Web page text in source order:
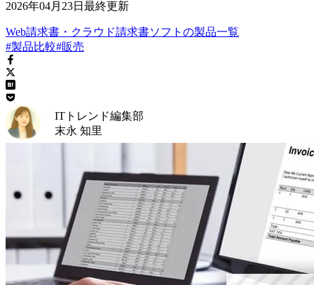
2026年04月23日 最終更新
Web請求書・クラウド請求書ソフト の製品一覧
#製品比較#販売
ITトレンド編集部
末永 知里